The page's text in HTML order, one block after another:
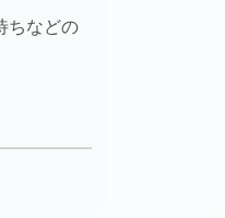
ちなどの